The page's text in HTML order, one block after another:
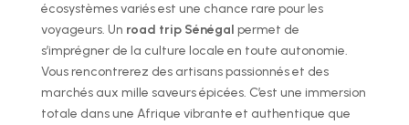
écosystèmes variés est une chance rare pour les
voyageurs. Un road trip Sénégal permet de
s’imprégner de la culture locale en toute autonomie.
Vous rencontrerez des artisans passionnés et des
marchés aux mille saveurs épicées. C’est une immersion
totale dans une Afrique vibrante et authentique que